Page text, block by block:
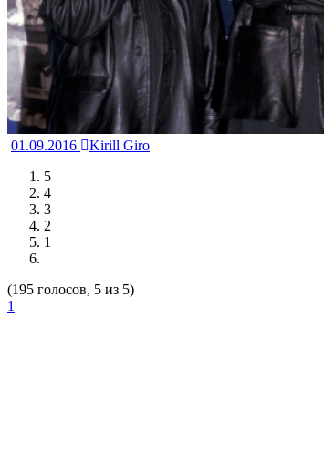
01.09.2016
Kirill Giro
5
4
3
2
1
(195 голосов, 5 из 5)
1